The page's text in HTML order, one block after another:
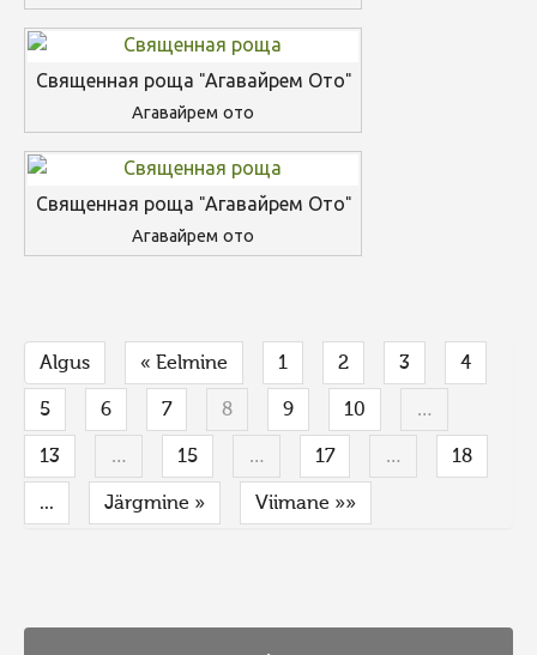
Священная роща "Агавайрем Ото"
Агавайрем ото
Священная роща "Агавайрем Ото"
Агавайрем ото
Algus « Eelmine 1 2 3 4
5 6 7 8 9 10 …
13 … 15 … 17 … 18
... Järgmine » Viimane »»